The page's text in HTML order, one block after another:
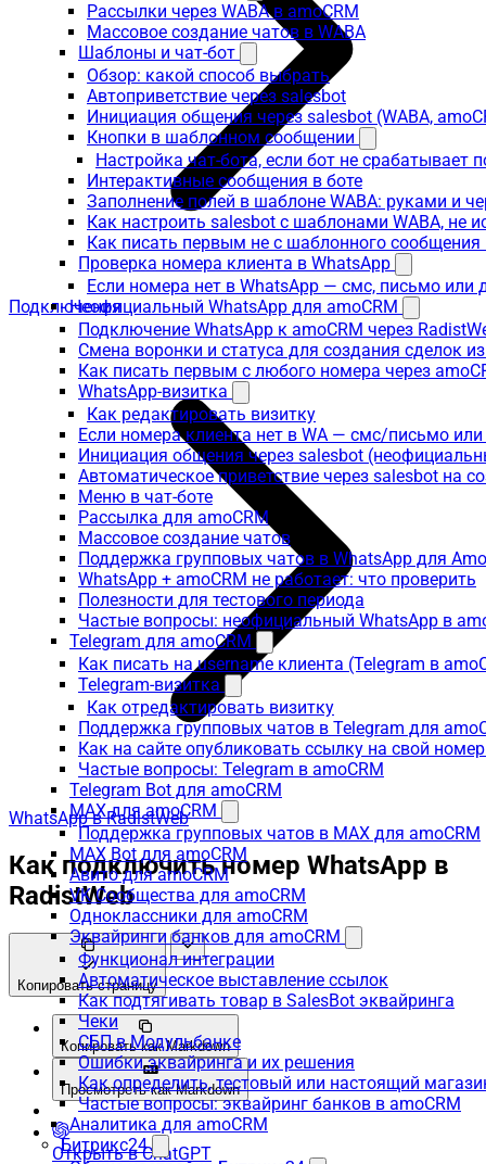
Рассылки через WABA в amoCRM
Массовое создание чатов в WABA
Шаблоны и чат-бот
Обзор: какой способ выбрать
Автоприветствие через salesbot
Инициация общения через salesbot (WABA,
Кнопки в шаблонном сообщении
Настройка чат-бота, если бот не срабатывает
Интерактивные сообщения в боте
Заполнение полей в шаблоне WABA: руками и
Как настроить salesbot с шаблонами WABA, не
Как писать первым не с шаблонного сообщения
Проверка номера клиента в WhatsApp
Если номера нет в WhatsApp — смс, письмо или
Неофициальный WhatsApp для amoCRM
Подключение WhatsApp к amoCRM через
Смена воронки и статуса для создания сделок
Как писать первым с любого номера через
WhatsApp-визитка
Как редактировать визитку
Если номера клиента нет в WA — смс/письмо
Инициация общения через salesbot
Автоматическое приветствие через salesbot на
Меню в чат-боте
Рассылка для amoCRM
Массовое создание чатов
Поддержка групповых чатов в WhatsApp для
WhatsApp + amoCRM не работает: что проверить
Полезности для тестового периода
Частые вопросы: неофициальный WhatsApp в
Telegram для amoCRM
Как писать на username клиента (Telegram в
Telegram-визитка
Как отредактировать визитку
Поддержка групповых чатов в Telegram для
Как на сайте опубликовать ссылку на свой
Частые вопросы: Telegram в amoCRM
Telegram Bot для amoCRM
MAX для amoCRM
Поддержка групповых чатов в MAX для amoCRM
MAX Bot для amoCRM
Авито для amoCRM
VK Сообщества для amoCRM
Одноклассники для amoCRM
Эквайринги банков для amoCRM
Функционал интеграции
Автоматическое выставление ссылок
Как подтягивать товар в SalesBot эквайринга
Чеки
СБП в Модульбанке
Ошибки эквайринга и их решения
Как определить, тестовый или настоящий
Частые вопросы: эквайринг банков в amoCRM
Аналитика для amoCRM
Битрикс24
Подключения
WhatsApp в RadistWeb
Как подключить номер WhatsApp в
RadistWeb
Копировать страницу
Копировать как Markdown
Просмотреть как Markdown
Открыть в ChatGPT